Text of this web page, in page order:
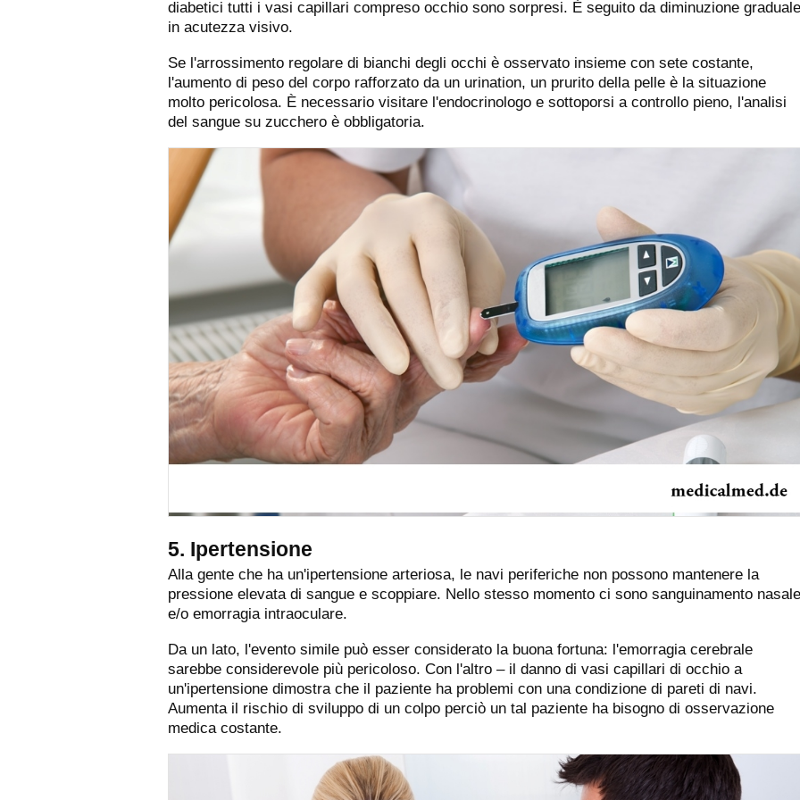
diabetici tutti i vasi capillari compreso occhio sono sorpresi. È seguito da diminuzione graduale
in acutezza visivo.
Se l'arrossimento regolare di bianchi degli occhi è osservato insieme con sete costante,
l'aumento di peso del corpo rafforzato da un urination, un prurito della pelle è la situazione
molto pericolosa. È necessario visitare l'endocrinologo e sottoporsi a controllo pieno, l'analisi
del sangue su zucchero è obbligatoria.
5. Ipertensione
Alla gente che ha un'ipertensione arteriosa, le navi periferiche non possono mantenere la
pressione elevata di sangue e scoppiare. Nello stesso momento ci sono sanguinamento nasale
e/o emorragia intraoculare.
Da un lato, l'evento simile può esser considerato la buona fortuna: l'emorragia cerebrale
sarebbe considerevole più pericoloso. Con l'altro – il danno di vasi capillari di occhio a
un'ipertensione dimostra che il paziente ha problemi con una condizione di pareti di navi.
Aumenta il rischio di sviluppo di un colpo perciò un tal paziente ha bisogno di osservazione
medica costante.